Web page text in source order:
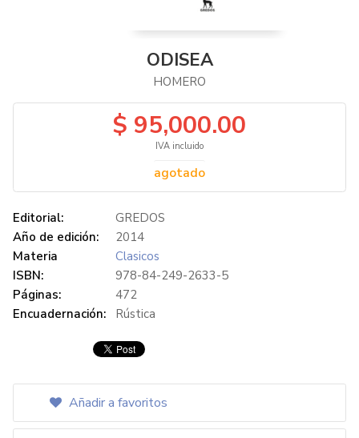
ODISEA
HOMERO
$ 95,000.00
IVA incluido
agotado
Editorial:
GREDOS
Año de edición:
2014
Materia
Clasicos
ISBN:
978-84-249-2633-5
Páginas:
472
Encuadernación:
Rústica
Añadir a favoritos